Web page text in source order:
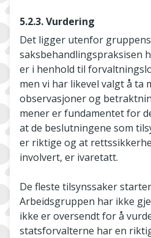
5.2.3. Vurdering
Det ligger utenfor
saksbehandlingspraksisen
er i henhold til
men vi har likevel valgt å ta
observasjoner og
mener er fundamentet for
at de beslutningene som
er riktige og at
involvert, er ivaretatt.
De fleste tilsynssaker
Arbeidsgruppen har ikke
ikke er oversendt for å
statsforvalterne har en